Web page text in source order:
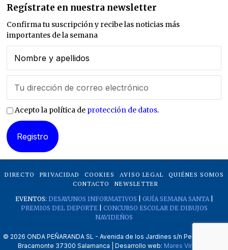
Regístrate en nuestra newsletter
Confirma tu suscripción y recibe las noticias más
importantes de la semana
Acepto la política de protección de datos.
DIRECTO PRIVACIDAD COOKIES AVISO LEGAL
QUIÉNES SOMOS
CONTACTO
NEWSLETTER
EVENTOS: DESAYUNOS INFORMATIVOS GUÍA SEMANA SANTA|
PREMIOS DEL DEPORTE| CONCURSO ESCOLAR DE DIBUJOS
NAVIDEÑOS
© 2026 ONDA PEÑARANDA SL - Avenida de los Jardines s/n Peñaranda de
Bracamonte 37300 Salamanca | Desarrollo web: Mares Virtuales